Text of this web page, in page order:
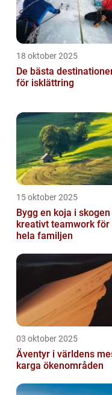
18 oktober 2025
De bästa
för isklättring
15 oktober 2025
Bygg en koja i
kreativt teamwork för
hela familjen
03 oktober 2025
Äventyr i världens
karga ökenområden